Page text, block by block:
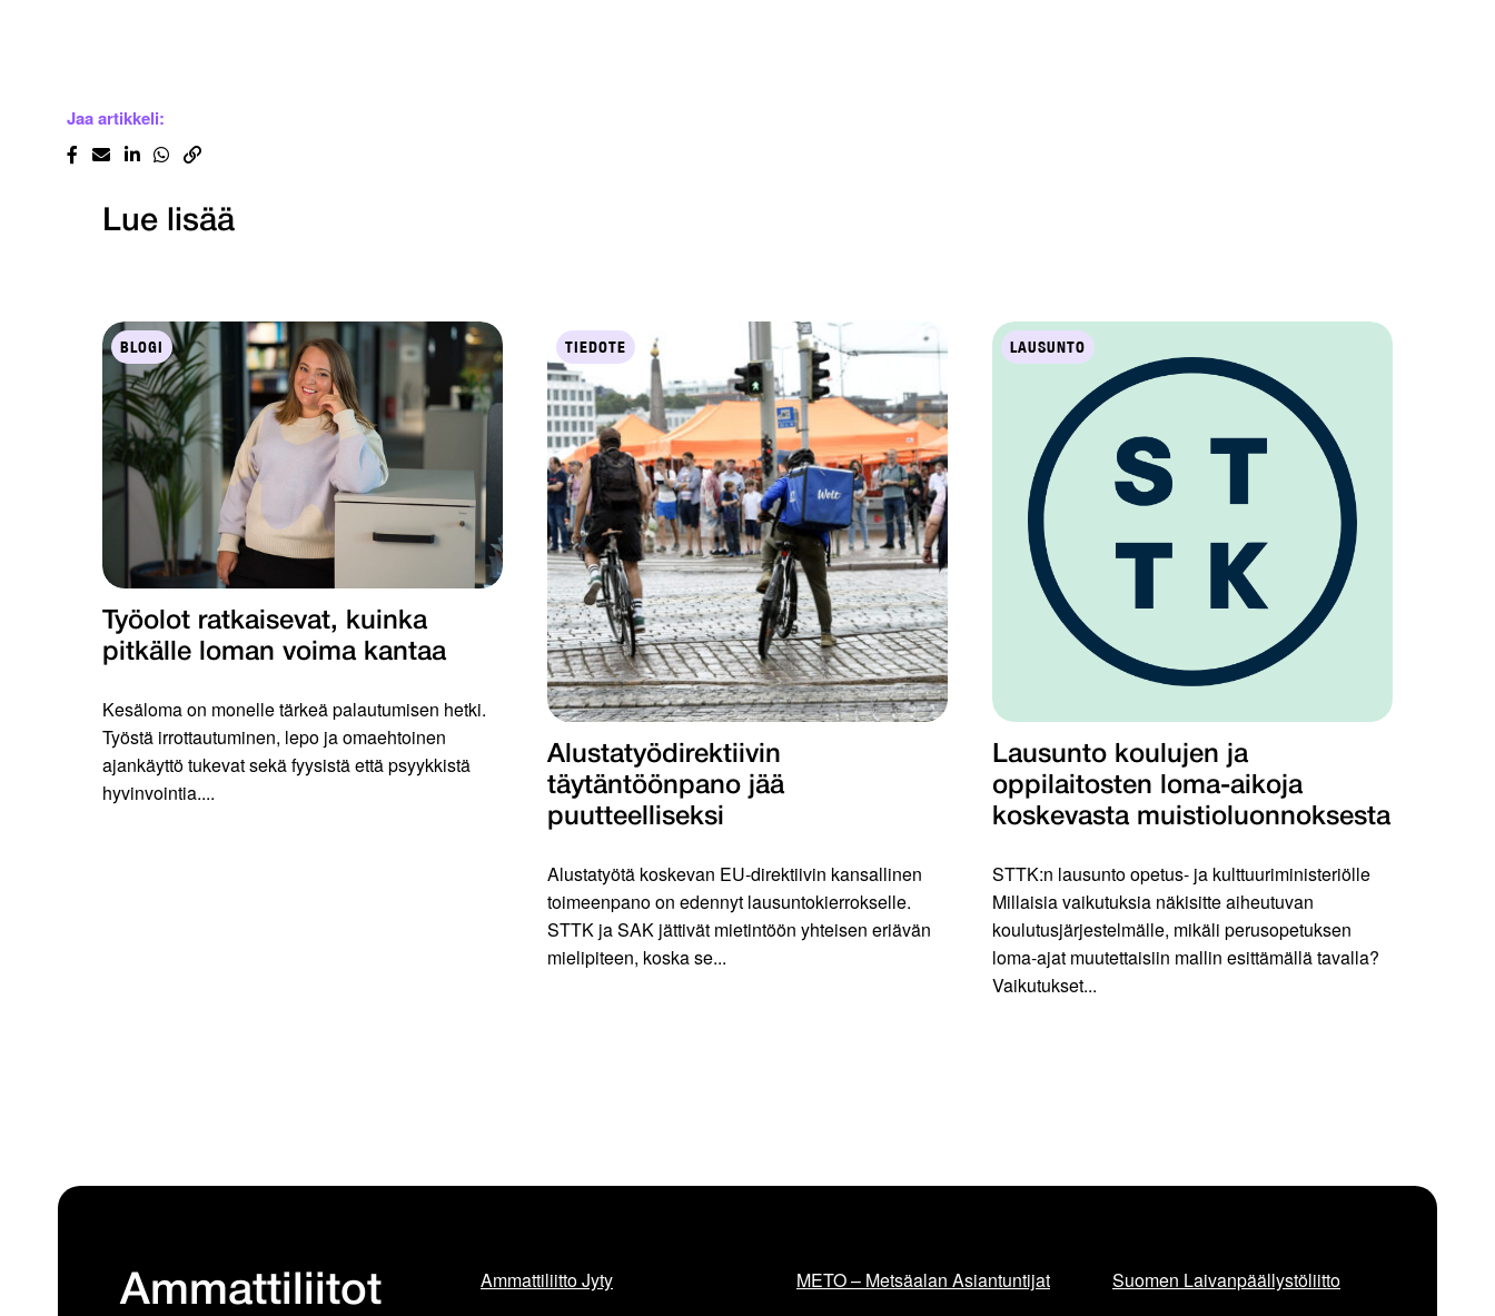
Jaa artikkeli:
Lue lisää
BLOGI
Työolot ratkaisevat, kuinka
pitkälle loman voima kantaa
Kesäloma on monelle tärkeä palautumisen hetki.
Työstä irrottautuminen, lepo ja omaehtoinen
ajankäyttö tukevat sekä fyysistä että psyykkistä
hyvinvointia....
TIEDOTE
Alustatyödirektiivin
täytäntöönpano jää
puutteelliseksi
Alustatyötä koskevan EU-direktiivin kansallinen
toimeenpano on edennyt lausuntokierrokselle.
STTK ja SAK jättivät mietintöön yhteisen eriävän
mielipiteen, koska se...
LAUSUNTO
Lausunto koulujen ja
oppilaitosten loma-aikoja
koskevasta muistioluonnoksesta
STTK:n lausunto opetus- ja kulttuuriministeriölle
Millaisia vaikutuksia näkisitte aiheutuvan
koulutusjärjestelmälle, mikäli perusopetuksen
loma-ajat muutettaisiin mallin esittämällä tavalla?
Vaikutukset...
Ammattiliitot Ammattiliitto Jyty METO – Metsäalan Asiantuntijat Suomen Laivanpäällystöliitto